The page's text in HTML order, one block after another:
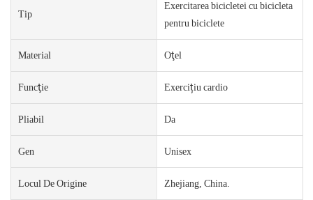
Tip
Exercitarea bicicletei cu bicicleta
pentru biciclete
Material Oţel
Funcţie Exercițiu cardio
Pliabil Da
Gen Unisex
Locul De Origine Zhejiang, China.